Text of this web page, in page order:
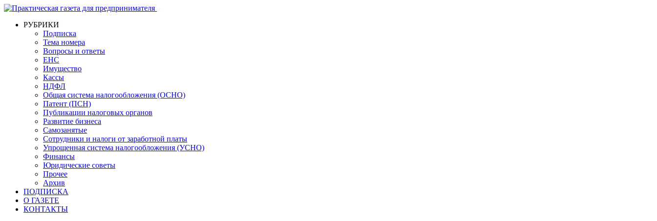
РУБРИКИ
Подписка
Тема номера
Вопросы и ответы
ЕНС
Имущество
Кассы
НДФЛ
Общая система налогообложения (ОСНО)
Патент (ПСН)
Публикации налоговых органов
Развитие бизнеса
Самозанятые
Сотрудники и налоги от заработной платы
Упрощенная система налогообложения (УСНО)
Финансы
Юридические советы
Прочее
Архив
ПОДПИСКА
О ГАЗЕТЕ
КОНТАКТЫ